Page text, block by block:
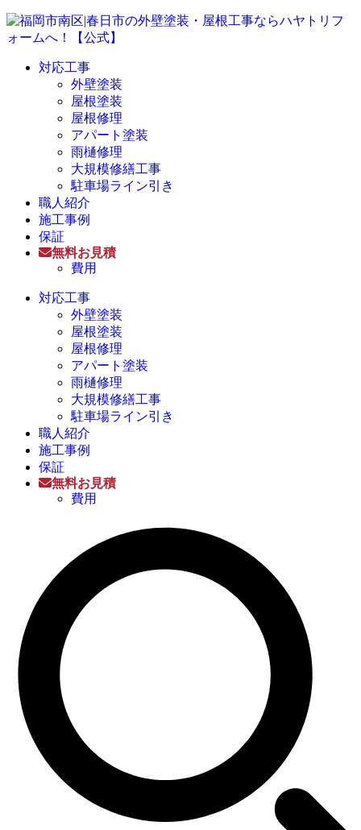
対応工事
外壁塗装
屋根塗装
屋根修理
アパート塗装
雨樋修理
大規模修繕工事
駐車場ライン引き
職人紹介
施工事例
保証
無料お見積
費用
対応工事
外壁塗装
屋根塗装
屋根修理
アパート塗装
雨樋修理
大規模修繕工事
駐車場ライン引き
職人紹介
施工事例
保証
無料お見積
費用